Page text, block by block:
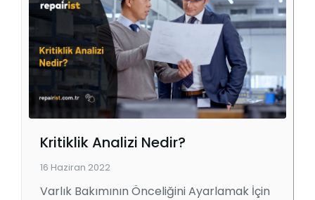
Kritiklik Analizi Nedir?
16 Haziran 2022
Varlık Bakımının Önceliğini Ayarlamak İçin